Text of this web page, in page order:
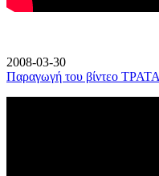
2008-03-30
Παραγωγή του βίντεο